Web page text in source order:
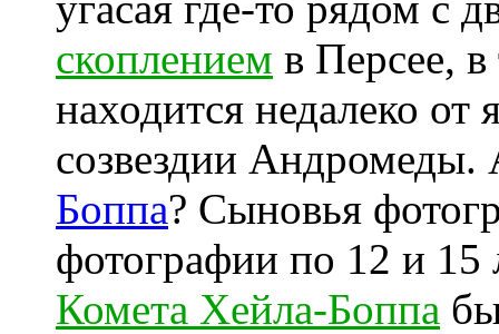
скоплением в Персее,
находится недалеко от
созвездии
Боппа? Сыновья
фотографии по 12 и 15
Комета Хейла-Боппа